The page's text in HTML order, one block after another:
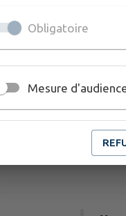
Obligatoire
Mesure